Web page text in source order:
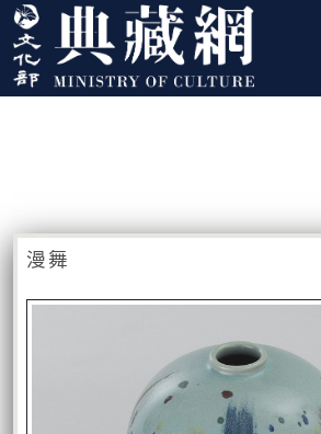
跳到主要內容
:::
漫舞